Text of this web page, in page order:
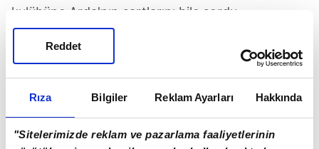
Rıza Bilgiler Reklam Ayarları Hakkında
"Sitelerimizde reklam ve pazarlama faaliyetlerinin
Reddet
kulübüne Arda'nın şartlarını bile sordu.
Bu gelişmeler yaşanırken aynı futbolcu için bu
kez devreye Galatasaray girdi. 2 kulübün de bu
oyuncu için pazarlıklarını sürdürdüğü ortaya çıktı.
giydi.